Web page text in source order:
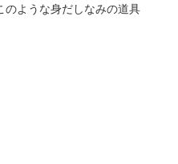
のような身だしなみの道具